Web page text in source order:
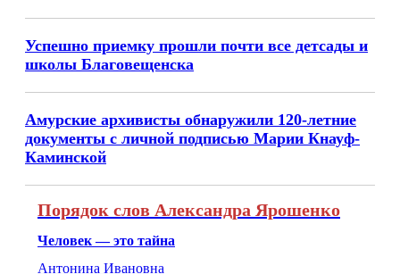
Успешно приемку прошли почти все детсады и
школы Благовещенска
Амурские архивисты обнаружили 120-летние
документы с личной подписью Марии Кнауф-
Каминской
Порядок слов Александра Ярошенко
Человек — это тайна
Антонина Ивановна